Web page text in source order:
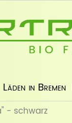
Läden in Bremen
- schwarz